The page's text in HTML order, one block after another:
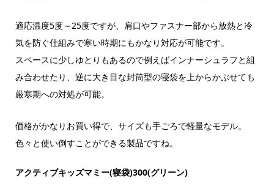
適応温度5度～25度ですが、肩口やファスナー部から放熱と冷
気を防ぐ仕組みで寒い時期にもかなり対応が可能です。
スペースに少しゆとりもあるので例えばインナーシュラフと組
み合わせたり、逆に大き目な封筒型の寝袋を上からかぶせても
厳寒期への対処が可能。
価格がかなりお買い得で、サイズも手ごろで軽量なモデル。
色々と使い倒すことができる製品ですね。
アクティブキッズマミー(寝袋)300(グリーン)